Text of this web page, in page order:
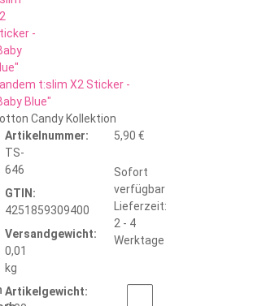
t:slim X2 Sticker -
Blue"
Candy Kollektion
Artikelnummer:
TS-
646
GTIN:
4251859309400
Versandgewicht:
0,01
kg
Artikelgewicht:
5,90 €
Sofort
verfügbar
Lieferzeit:
2 - 4
Werktage